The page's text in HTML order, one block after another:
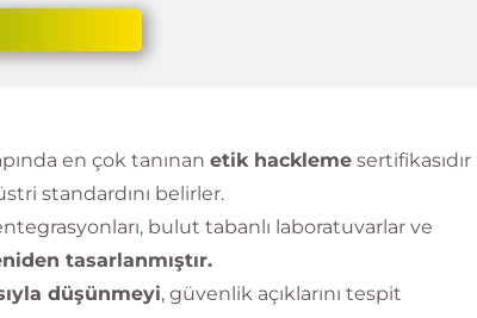
en çok tanınan etik hackleme sertifikasıdır
standardını belirler.
bulut tabanlı laboratuvarlar ve
tasarlanmıştır.
düşünmeyi, güvenlik açıklarını tespit